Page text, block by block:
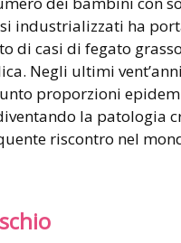
industrializzati ha
di casi di fegato
Negli ultimi
proporzioni
la patologia
riscontro nel